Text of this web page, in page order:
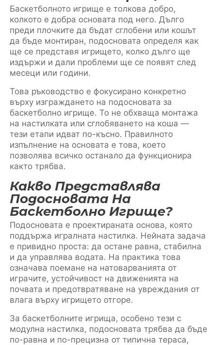
Баскетболното игрище е толкова добро,
колкото е добра основата под него. Дълго
преди плочките да бъдат сглобени или кошът
да бъде монтиран, подосновата определя как
ще се представя игрището, колко дълго ще
издържи и дали проблеми ще се появят след
месеци или години.
Това ръководство е фокусирано конкретно
върху изграждането на подосновата за
баскетболно игрище. То не обхваща монтажа
на настилката или сглобяването на коша —
тези етапи идват по-късно. Правилното
изпълнение на основата е това, което
позволява всичко останало да функционира
както трябва.
Какво Представлява
Подосновата На
Баскетболно Игрище?
Подосновата е проектираната основа, която
поддържа игралната настилка. Нейната задача
е привидно проста: да остане равна, стабилна
и да управлява водата. На практика това
означава поемане на натоварванията от
играчите, устойчивост на движенията на
почвата и предотвратяване на увреждания от
влага върху игрището отгоре.
За баскетболните игрища, особено тези с
модулна настилка, подосновата трябва да бъде
по-равна и по-прецизна от типична тераса,